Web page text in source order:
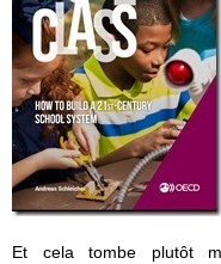
Et cela tombe plutôt